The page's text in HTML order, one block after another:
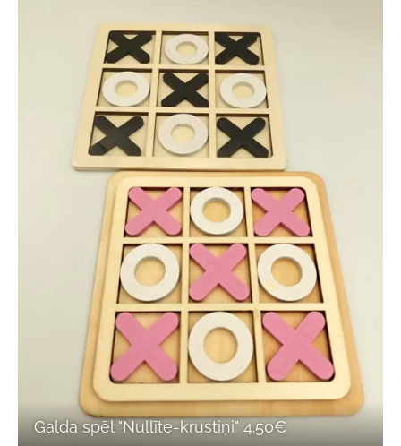
Galda spēl "Nullīte-krustiņi" 4.50€